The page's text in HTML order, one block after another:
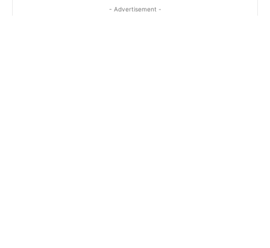
- Advertisement -